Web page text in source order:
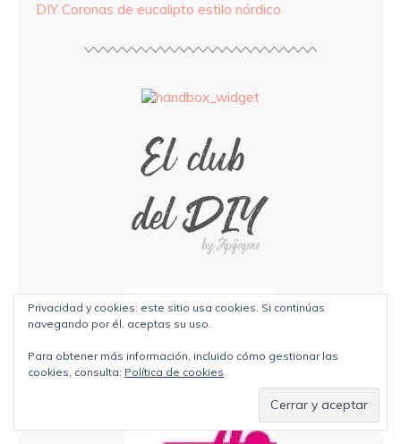
DIY Coronas de eucalipto estilo nórdico
Privacidad y cookies: este sitio usa cookies. Si continúas
navegando por él, aceptas su uso.
Para obtener más información, incluido cómo gestionar las
cookies, consulta: Política de cookies